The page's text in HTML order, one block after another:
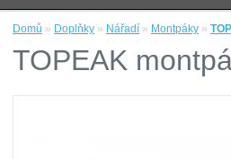
Domů » Doplňky » Nářadí » Montpáky »
TOPEAK